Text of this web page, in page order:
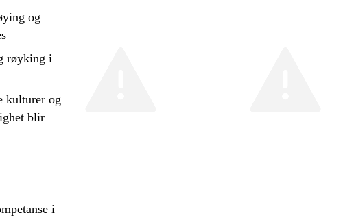
og
røyking i
kulturer og
blir
i